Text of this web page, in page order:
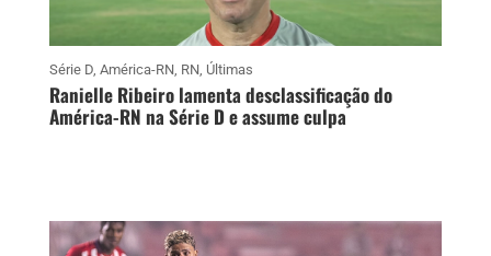
Série D, América-RN, RN, Últimas
Ranielle Ribeiro lamenta desclassificação do
América-RN na Série D e assume culpa